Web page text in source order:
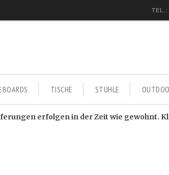
TEL.:
TISCHE STÜHLE
erfolgen in der Zeit wie gewohnt.